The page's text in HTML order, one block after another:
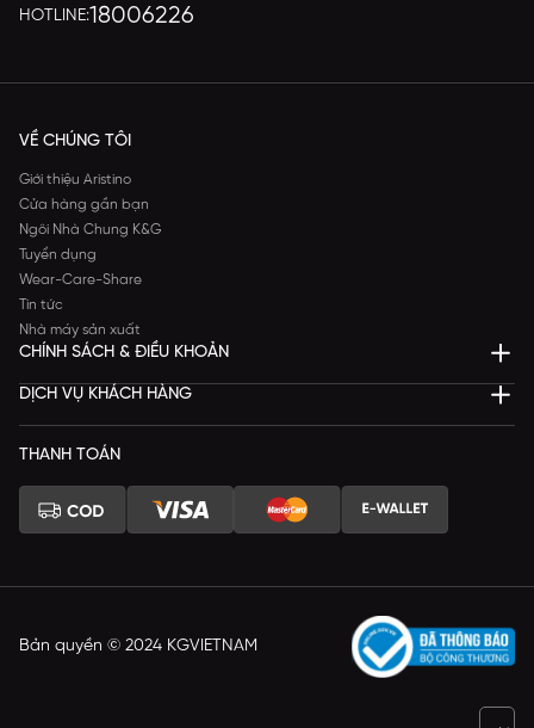
HOTLINE:18006226
VỀ CHÚNG TÔI
Giới thiệu Aristino
Cửa hàng gần bạn
Ngôi Nhà Chung K&G
Tuyển dụng
Wear-Care-Share
Tin tức
Nhà máy sản xuất
CHÍNH SÁCH & ĐIỀU KHOẢN
DỊCH VỤ KHÁCH HÀNG
THANH TOÁN
Bản quyền © 2024 KGVIETNAM